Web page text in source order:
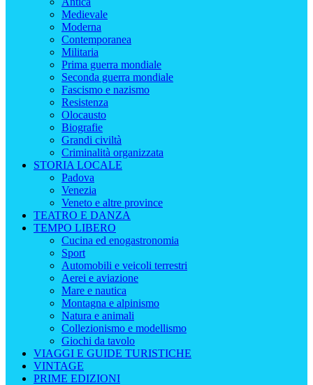
Medievale
Moderna
Contemporanea
Militaria
Prima guerra mondiale
Seconda guerra mondiale
Fascismo e nazismo
Resistenza
Olocausto
Biografie
Grandi civiltà
Criminalità organizzata
STORIA LOCALE
Padova
Venezia
Veneto e altre province
TEATRO E DANZA
TEMPO LIBERO
Cucina ed enogastronomia
Sport
Automobili e veicoli terrestri
Aerei e aviazione
Mare e nautica
Montagna e alpinismo
Natura e animali
Collezionismo e modellismo
Giochi da tavolo
VIAGGI E GUIDE TURISTICHE
VINTAGE
PRIME EDIZIONI